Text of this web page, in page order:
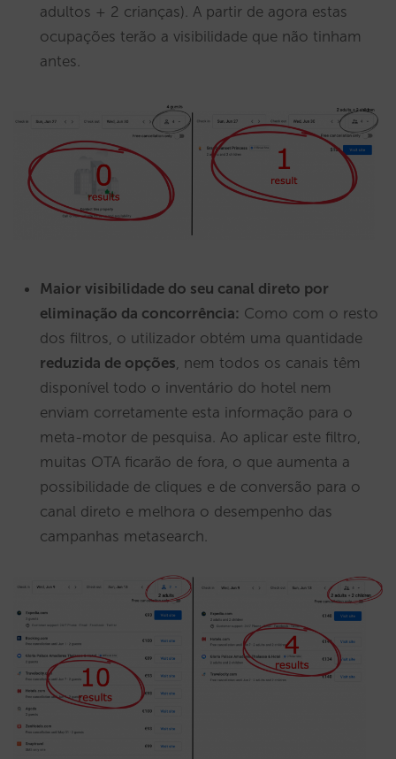
adultos + 2 crianças). A partir de agora estas
ocupações terão a visibilidade que não tinham
antes.
Maior visibilidade do seu canal direto por
eliminação da concorrência: Como com o resto
dos filtros, o utilizador obtém uma quantidade
reduzida de opções , nem todos os canais têm
disponível todo o inventário do hotel nem
enviam corretamente esta informação para o
meta-motor de pesquisa. Ao aplicar este filtro,
muitas OTA ficarão de fora, o que aumenta a
possibilidade de cliques e de conversão para o
canal direto e melhora o desempenho das
campanhas metasearch.